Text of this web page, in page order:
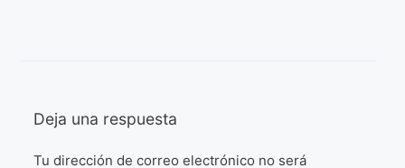
La Formule de l’art París 2020
Deja una respuesta
Tu dirección de correo electrónico no será